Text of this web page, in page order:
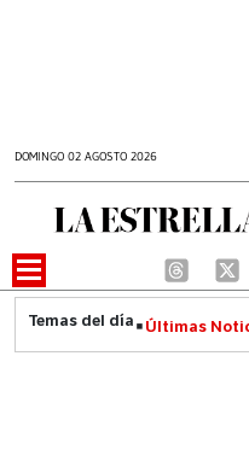
DOMINGO 02 AGOSTO 2026
Últimas